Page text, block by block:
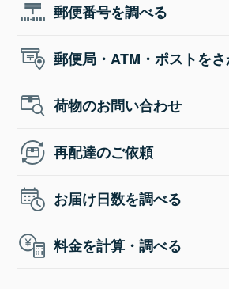
郵便番号を調べる
郵便局・ATM・ポストを
荷物のお問い合わせ
再配達のご依頼
お届け日数を調べる
料金を計算・調べる